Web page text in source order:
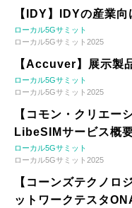
【IDY】IDYの産業
ローカル5Gサミット
ローカル5Gサミット2025
【Accuver】展示製
ローカル5Gサミット
ローカル5Gサミット2025
【コモン・クリエー
LibeSIMサービス概
ローカル5Gサミット
ローカル5Gサミット2025
【コーンズテクノ
ットワークテスタ